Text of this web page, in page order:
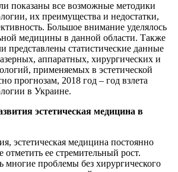
показаны все возможные методики
их преимущества и недостатки,
Большое внимание уделялось
медицины в данной области. Также
представлены статистические данные
аппаратных, хирургических и
применяемых в эстетической
прогнозам, 2018 год – год взлета
в Украине.
эстетическая медицина в
эстетическая медицина постоянно
отметить ее стремительный рост.
многие проблемы без хирургического